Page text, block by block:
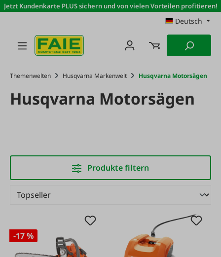
Zum Hauptinhalt springen
Jetzt Kundenkarte PLUS sichern und von vielen Vorteilen profitieren!
Deutsch
Themenwelten Husqvarna Markenwelt Husqvarna Motorsägen
Husqvarna Motorsägen
Produkte filtern
-17 %